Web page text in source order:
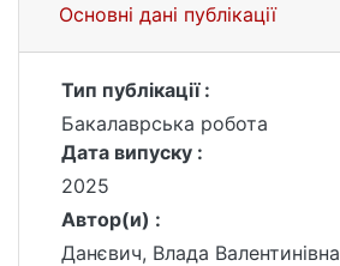
Основні дані публікації
Тип публікації :
Бакалаврська робота
Дата випуску :
2025
Автор(и) :
Данєвич, Влада Валентинівна